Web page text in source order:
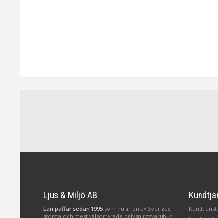
Ljus & Miljö AB
Lampaffär sedan 1995 som nu är en av Sveriges
största och mest välsorterade belysningsvaruhus.